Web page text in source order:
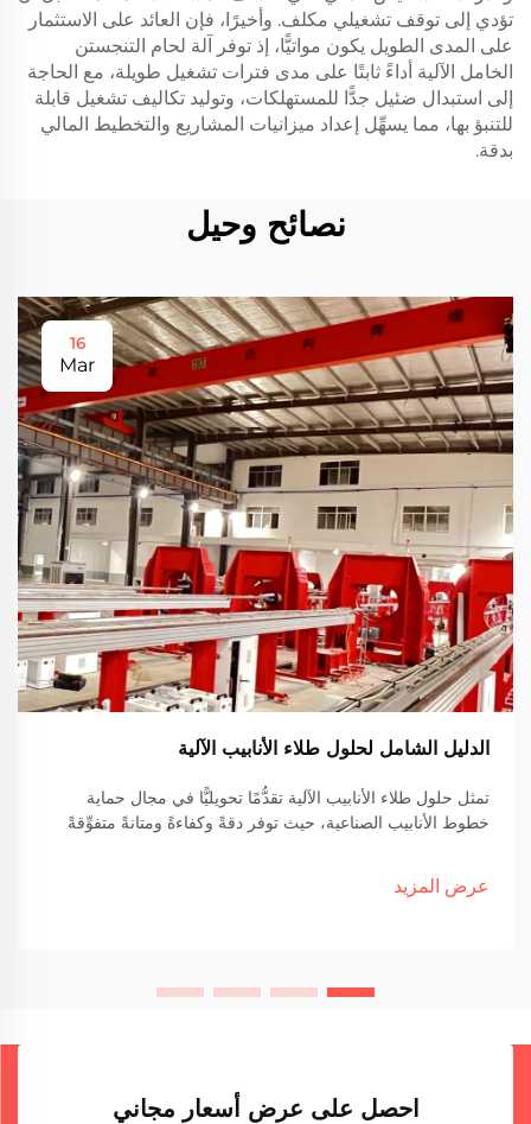
تؤدي إلى توقف تشغيلي مكلف. وأخيرًا، فإن العائد على الاستثمار
على المدى الطويل يكون مواتيًّا، إذ توفر آلة لحام التنجستن
الخامل الآلية أداءً ثابتًا على مدى فترات تشغيل طويلة، مع الحاجة
إلى استبدال ضئيل جدًّا للمستهلكات، وتوليد تكاليف تشغيل قابلة
للتنبؤ بها، مما يسهِّل إعداد ميزانيات المشاريع والتخطيط المالي
بدقة.
نصائح وحيل
16
Mar
الدليل الشامل لحلول طلاء الأنابيب الآلية
تمثل حلول طلاء الأنابيب الآلية تقدُّمًا تحويليًّا في مجال حماية
خطوط الأنابيب الصناعية، حيث توفر دقةً وكفاءةً ومتانةً متفوِّقةً
العوامل الحاسمة...
عرض المزيد
احصل على عرض أسعار مجاني